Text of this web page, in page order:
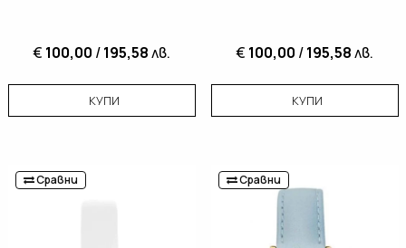
€ 100,00 /195,58лв.
КУПИ
€ 100,00 /195,58лв.
КУПИ
Сравни Сравни